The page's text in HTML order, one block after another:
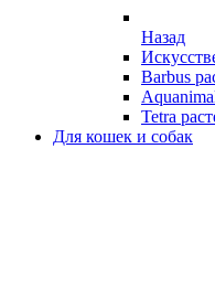
Назад
Barbus
Tetra
Для кошек и собак